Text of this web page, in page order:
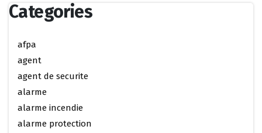
Categories
afpa
agent
agent de securite
alarme
alarme incendie
alarme protection